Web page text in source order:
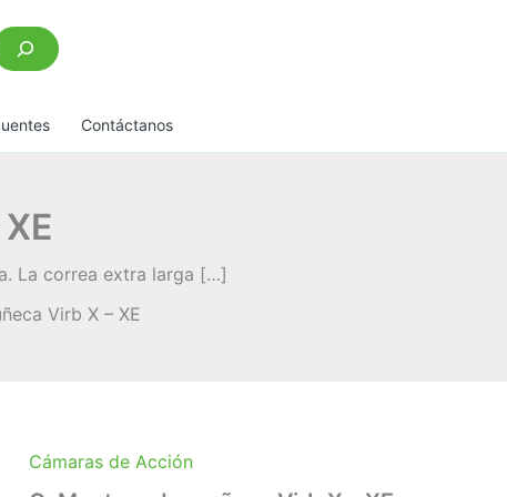
Contáctanos
La correa extra larga […]
Virb X – XE
Cámaras de Acción